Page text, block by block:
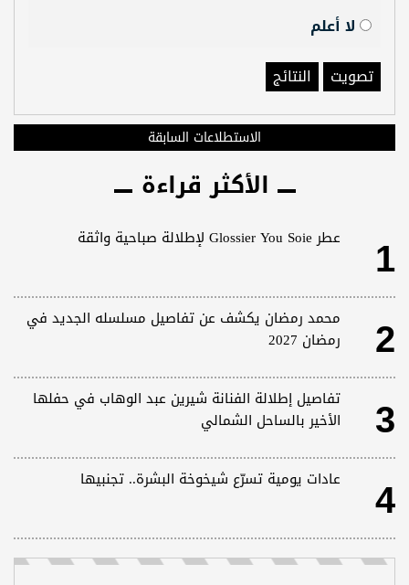
لا أعلم
تصويت
النتائج
الاستطلاعات السابقة
الأكثر قراءة
1 عطر Glossier You Soie لإطلالة صباحية واثقة
2
محمد رمضان يكشف عن تفاصيل مسلسله الجديد في
رمضان 2027
3
تفاصيل إطلالة الفنانة شيرين عبد الوهاب في حفلها
الأخير بالساحل الشمالي
4 عادات يومية تسرّع شيخوخة البشرة.. تجنبيها